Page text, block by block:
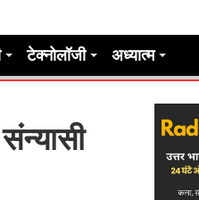
टेक्नोलॉजी अध्यात्म